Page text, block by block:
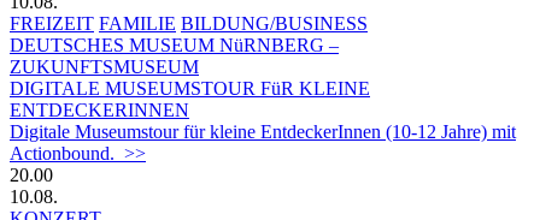
FREIZEIT FAMILIE BILDUNG/BUSINESS
DEUTSCHES MUSEUM NüRNBERG –
ZUKUNFTSMUSEUM
DIGITALE MUSEUMSTOUR FüR KLEINE
ENTDECKERINNEN
Digitale Museumstour für kleine EntdeckerInnen (10-12 Jahre) mit
Actionbound. >>
20.00
10.08.